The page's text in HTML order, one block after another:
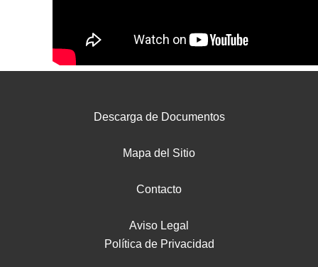
Descarga de Documentos
Mapa del Sitio
Contacto
Aviso Legal
Política de Privacidad